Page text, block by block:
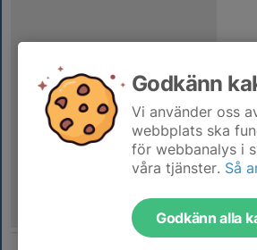
Godkänn
Vi använder oss
webbplats ska
för webbanalys i
våra tjänster. Så
Godkänn alla